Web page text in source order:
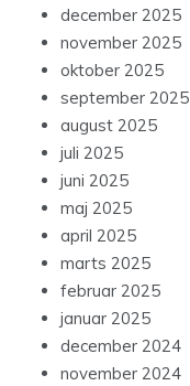
december 2025
november 2025
oktober 2025
september 2025
august 2025
juli 2025
juni 2025
maj 2025
april 2025
marts 2025
februar 2025
januar 2025
december 2024
november 2024